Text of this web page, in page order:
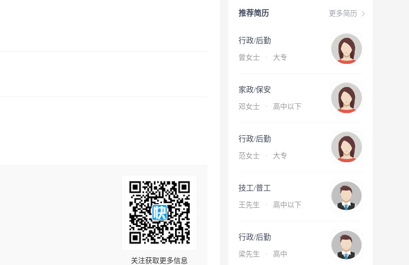
关注获取更多信息
更多简历
推荐简历
行政/后勤
曾女士 · 大专
家政/保安
邓女士 · 高中以下
行政/后勤
范女士 · 大专
技工/普工
王先生 · 高中以下
行政/后勤
梁先生 · 高中